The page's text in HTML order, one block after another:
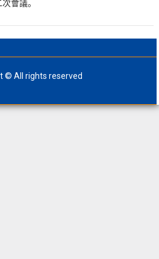
會議。
© All rights reserved